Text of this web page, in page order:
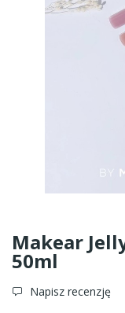
Makear
50ml
Napisz recenzję